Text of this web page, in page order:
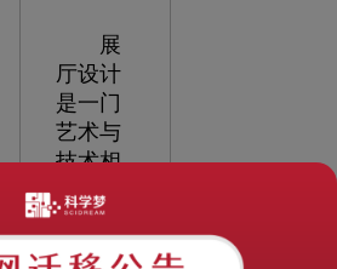
展
厅设计
是一门
艺术与
技术相
结合的
综合性
领域，